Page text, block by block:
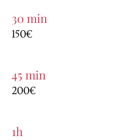
30 min
150€
45 min
200€
1h